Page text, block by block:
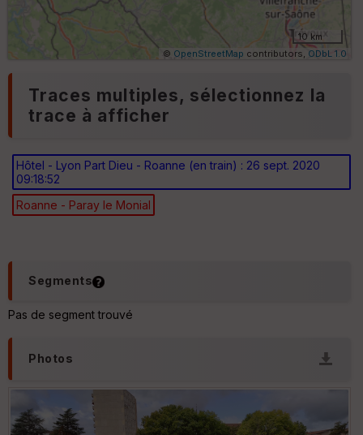
ar
ar
é
ar
en
10 km
© OpenStreetMap contributors, ODbL 1.0
Traces multiples, sélectionnez la
trace à afficher
Hôtel - Lyon Part Dieu - Roanne (en train) : 26 sept. 2020
09:18:52
Roanne - Paray le Monial
Segments
Pas de segment trouvé
Photos